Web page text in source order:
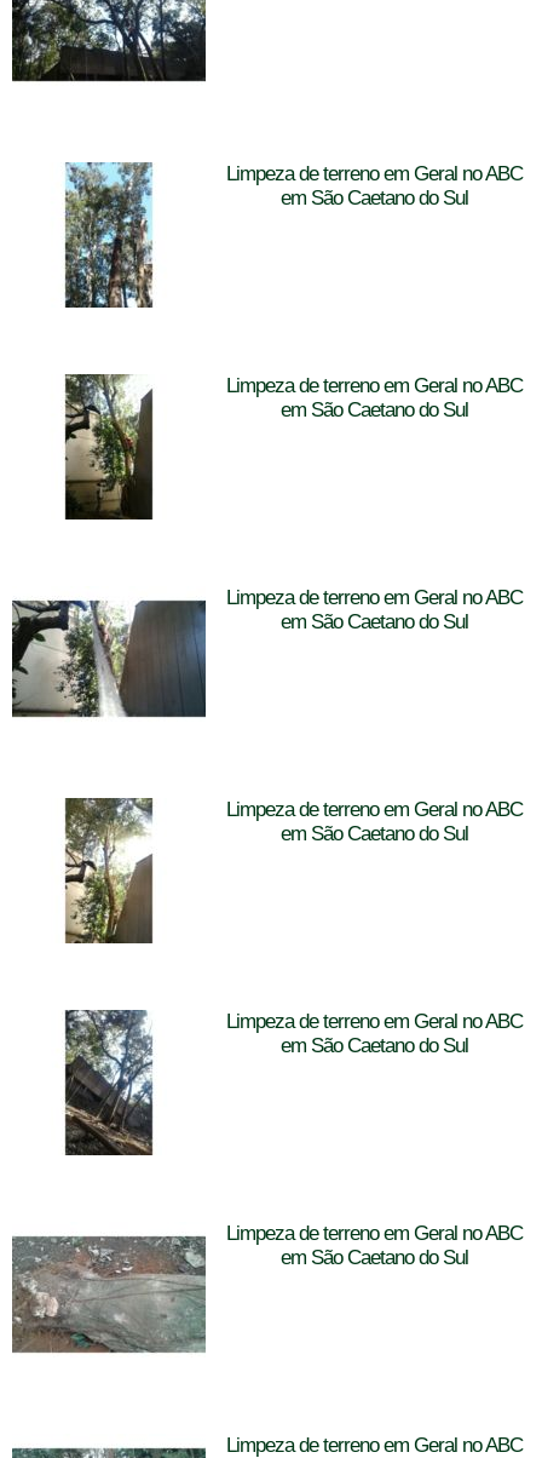
Limpeza de terreno em Geral no ABC
em São Caetano do Sul
Limpeza de terreno em Geral no ABC
em São Caetano do Sul
Limpeza de terreno em Geral no ABC
em São Caetano do Sul
Limpeza de terreno em Geral no ABC
em São Caetano do Sul
Limpeza de terreno em Geral no ABC
em São Caetano do Sul
Limpeza de terreno em Geral no ABC
em São Caetano do Sul
Limpeza de terreno em Geral no ABC